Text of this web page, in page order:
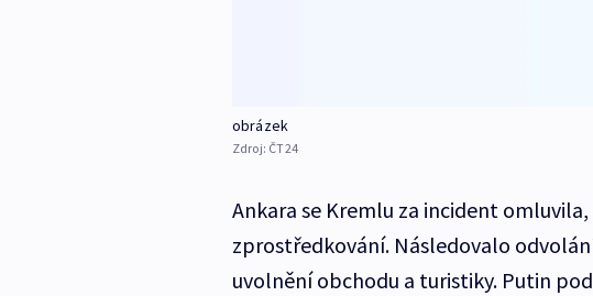
obrázek
Zdroj: ČT24
Ankara se Kremlu za incident
zprostředkování. Následovalo
uvolnění obchodu a turistiky. Putin